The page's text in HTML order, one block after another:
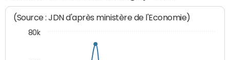
(Source : JDN d'après ministère de l'Economie)
80k